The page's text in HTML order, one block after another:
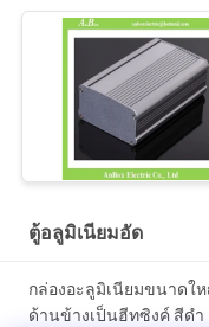
ตู้อลูมิเนียมอัด
กล่องอะลูมิเนียมขนาดใ
ด้านข้างเป็นฮีทซิงค์ สีดำ